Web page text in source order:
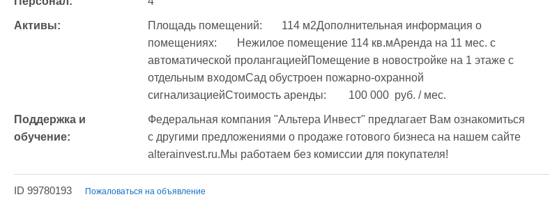
Активы:
Площадь помещений:	114 м2Дополнительная информация о
помещениях:	Нежилое помещение 114 кв.мАренда на 11 мес. с
автоматической пролангациейПомещение в новостройке на 1 этаже с
отдельным входомСад обустроен пожарно-охранной
сигнализациейСтоимость аренды:	100 000  руб. / мес.
Поддержка и
обучение:
Федеральная компания "Альтера Инвест" предлагает Вам ознакомиться
с другими предложениями о продаже готового бизнеса на нашем сайте
alterainvest.ru.Мы работаем без комиссии для покупателя!
ID 99780193 Пожаловаться на объявление